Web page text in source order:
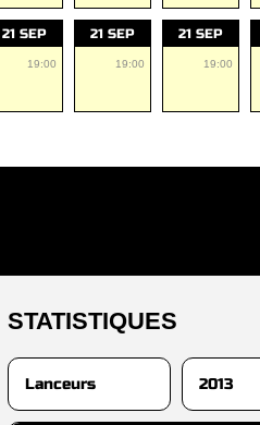
21 SEP
19:00
21 SEP
19:00
21 SEP
19:00
STATISTIQUES